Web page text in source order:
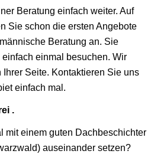
Beratung einfach weiter. Auf
Sie schon die ersten Angebote
Beratung an. Sie
einmal besuchen. Wir
Seite. Kontaktieren Sie uns
einfach mal.
.
mit einem guten Dachbeschichter
auseinander setzen?